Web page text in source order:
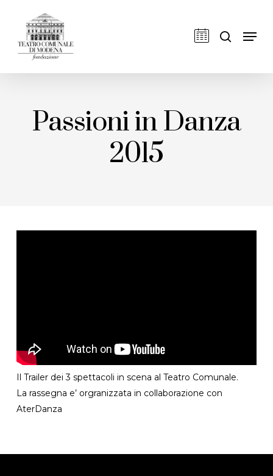
main
content
Passioni in Danza
2015
Il Trailer dei 3 spettacoli in scena al Teatro Comunale.
La rassegna e’ orgranizzata in collaborazione con
AterDanza